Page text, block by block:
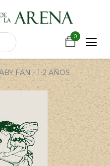
0
0
FAN - 1-2 AÑOS